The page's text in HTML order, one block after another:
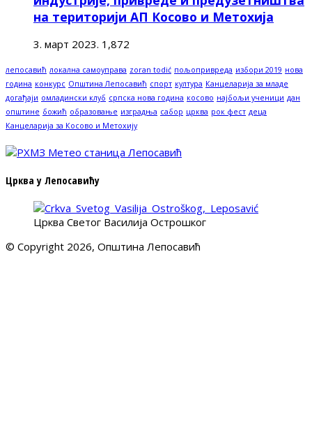
на територији АП Косово и Метохија
3. март 2023. 1,872
лепосавић локална самоуправа zoran todić пољопривреда избори 2019 нова
година конкурс Општина Лепосавић спорт култура Канцеларија за младе
догађаји омладински клуб српска нова година косово најбољи ученици дан
општине божић образовање изградња сабор црква рок фест деца
Канцеларија за Косово и Метохију
Црква у Лепосавићу
Црква Светог Василија Острошког
© Copyright 2026, Општина Лепосавић